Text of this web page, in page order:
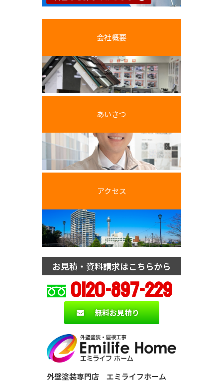
会社概要
あいさつ
アクセス
お見積・資料請求はこちらから
0120-897-229
無料お見積り
外壁塗装専門店 エミライフホーム